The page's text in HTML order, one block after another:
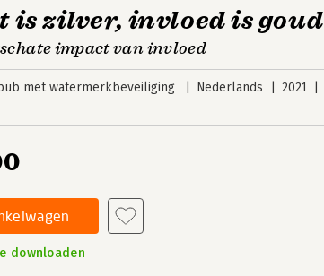
is zilver, invloed is goud
impact van invloed
met watermerkbeveiliging Nederlands 2021
downloaden